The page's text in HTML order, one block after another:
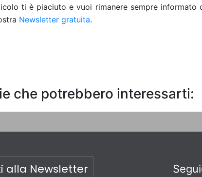
ti è piaciuto e vuoi rimanere sempre informato
Newsletter gratuita.
che potrebbero interessarti:
alla Newsletter